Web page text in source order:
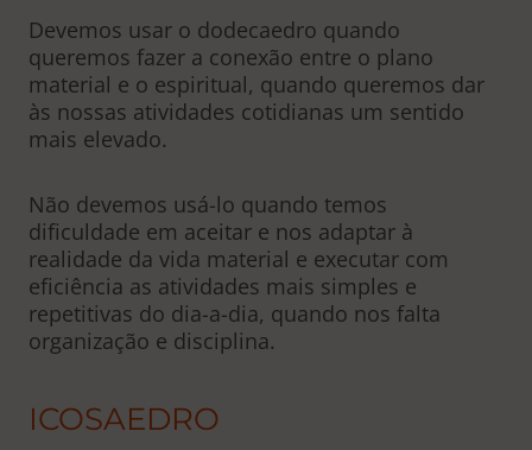
Devemos usar o dodecaedro quando
queremos fazer a conexão entre o plano
material e o espiritual, quando queremos dar
às nossas atividades cotidianas um sentido
mais elevado.
Não devemos usá-lo quando temos
dificuldade em aceitar e nos adaptar à
realidade da vida material e executar com
eficiência as atividades mais simples e
repetitivas do dia-a-dia, quando nos falta
organização e disciplina.
ICOSAEDRO